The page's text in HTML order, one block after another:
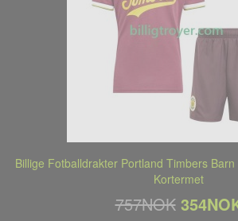
Billige Fotballdrakter Portland Timbers
Kortermet
757NOK